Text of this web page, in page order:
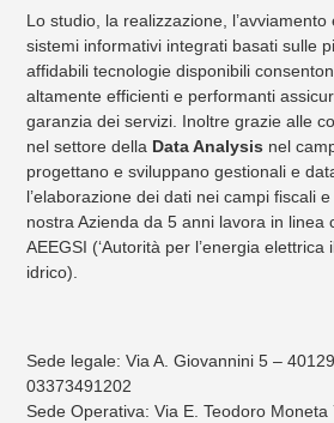
Lo studio, la realizzazione,
sistemi informativi integrati basati sulle
affidabili tecnologie disponibili
altamente efficienti e performanti
garanzia dei servizi. Inoltre grazie alle
nel settore della Data Analysis nel
progettano e sviluppano gestionali e
l’elaborazione dei dati nei campi fiscali
nostra Azienda da 5 anni lavora in linea
AEEGSI (‘Autorità per l’energia
idrico).
Sede legale: Via A. Giovannini 5 –
03373491202
Sede Operativa: Via E. Teodoro